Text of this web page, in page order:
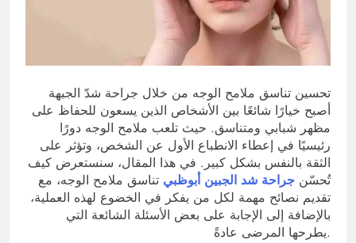
تحسين تناسق ملامح الوجه من خلال جراحة شدّ الجبهة
أصبح خيارًا شائعًا بين الأشخاص الذين يسعون للحفاظ على
مظهر شبابي ومتناسق. حيث تلعب ملامح الوجه دورًا
رئيسيًا في إعطاء الانطباع الأول عن الشخص، وتؤثر على
الثقة بالنفس بشكل كبير. في هذا المقال، سنستعرض كيف
تُحسّن جراحة شد الجبين أبوظبي تناسق ملامح الوجه، مع
تقديم نصائح مهمة لكل من يفكر في الخضوع لهذه العملية،
بالإضافة إلى الإجابة على بعض الأسئلة الشائعة التي
يطرحها المرضى عادةً.